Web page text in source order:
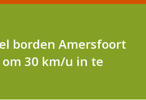
borden Amersfoort
30 km/u in te